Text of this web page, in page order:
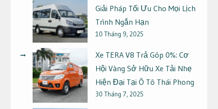
Giải Pháp Tối Ưu Cho Mọi Lịch
Trình Ngắn Hạn
10 Tháng 9, 2025
Xe TERA V8 Trả Góp 0%: Cơ
Hội Vàng Sở Hữu Xe Tải Nhẹ
Hiện Đại Tại Ô Tô Thái Phong
30 Tháng 7, 2025